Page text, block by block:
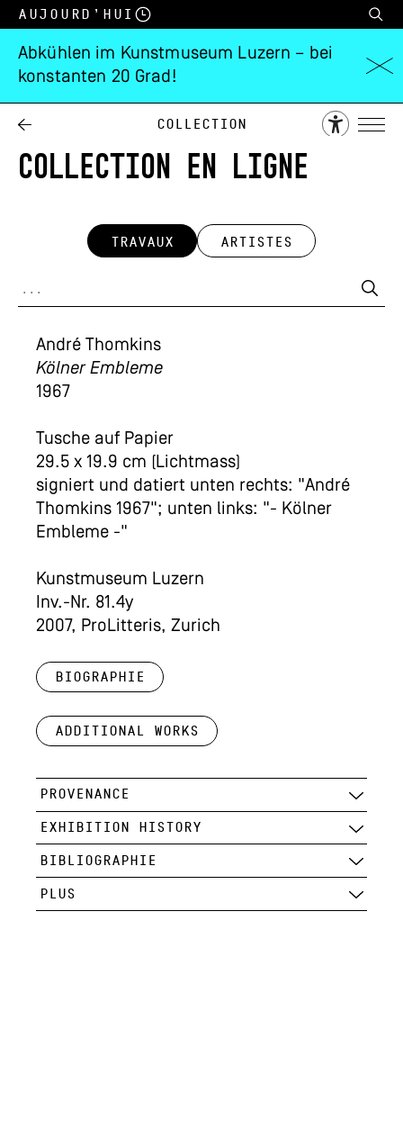
Aujourd’hui
Abkühlen im Kunstmuseum Luzern – bei
konstanten 20 Grad!
Collection
COLLECTION EN LIGNE
TRAVAUX ARTISTES
André Thomkins
Kölner Embleme
1967
Tusche auf Papier
29.5 x 19.9 cm (Lichtmass)
signiert und datiert unten rechts: "André
Thomkins 1967"; unten links: "- Kölner
Embleme -"
Kunstmuseum Luzern
Inv.-Nr. 81.4y
2007, ProLitteris, Zurich
Biographie
Additional works
PROVENANCE
EXHIBITION HISTORY
BIBLIOGRAPHIE
PLUS